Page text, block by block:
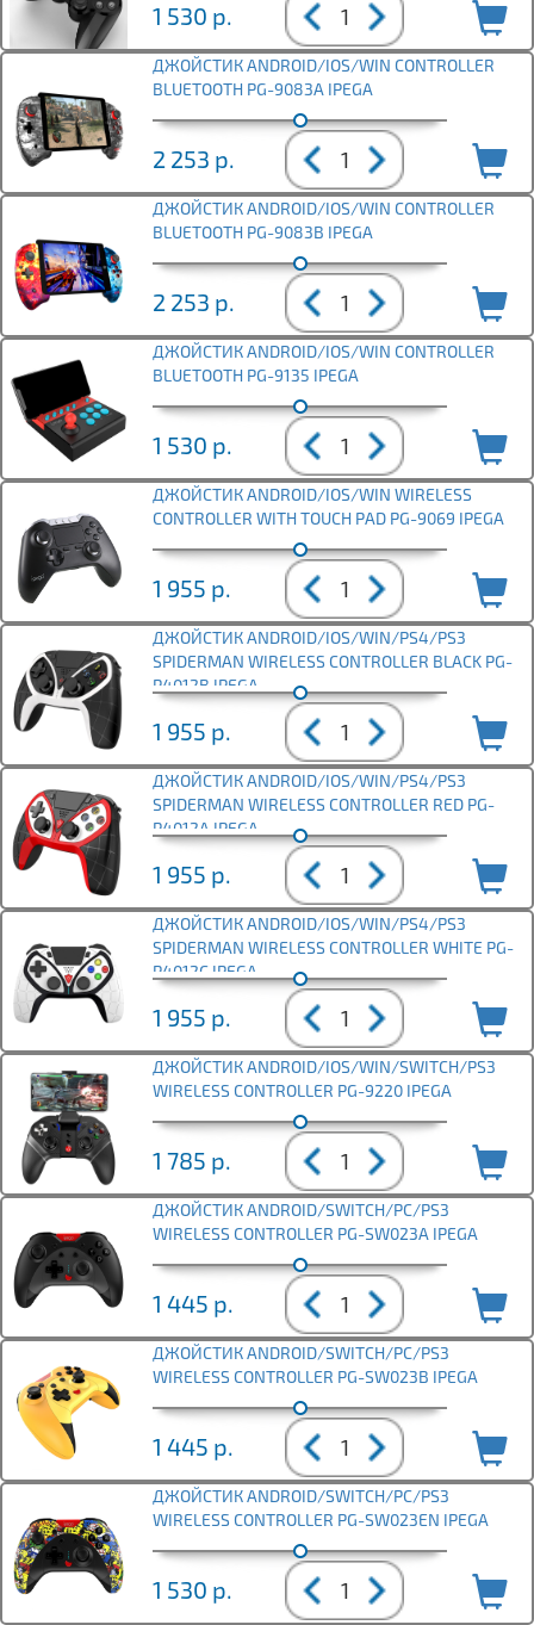
1 530 р.
ДЖОЙСТИК ANDROID/IOS/WIN CONTROLLER
BLUETOOTH PG-9083A IPEGA
2 253 р.
ДЖОЙСТИК ANDROID/IOS/WIN CONTROLLER
BLUETOOTH PG-9083B IPEGA
2 253 р.
ДЖОЙСТИК ANDROID/IOS/WIN CONTROLLER
BLUETOOTH PG-9135 IPEGA
1 530 р.
ДЖОЙСТИК ANDROID/IOS/WIN WIRELESS
CONTROLLER WITH TOUCH PAD PG-9069 IPEGA
1 955 р.
ДЖОЙСТИК ANDROID/IOS/WIN/PS4/PS3
SPIDERMAN WIRELESS CONTROLLER BLACK PG-
P4012B IPEGA
1 955 р.
ДЖОЙСТИК ANDROID/IOS/WIN/PS4/PS3
SPIDERMAN WIRELESS CONTROLLER RED PG-
P4012A IPEGA
1 955 р.
ДЖОЙСТИК ANDROID/IOS/WIN/PS4/PS3
SPIDERMAN WIRELESS CONTROLLER WHITE PG-
P4012C IPEGA
1 955 р.
ДЖОЙСТИК ANDROID/IOS/WIN/SWITCH/PS3
WIRELESS CONTROLLER PG-9220 IPEGA
1 785 р.
ДЖОЙСТИК ANDROID/SWITCH/PC/PS3
WIRELESS CONTROLLER PG-SW023A IPEGA
1 445 р.
ДЖОЙСТИК ANDROID/SWITCH/PC/PS3
WIRELESS CONTROLLER PG-SW023B IPEGA
1 445 р.
ДЖОЙСТИК ANDROID/SWITCH/PC/PS3
WIRELESS CONTROLLER PG-SW023EN IPEGA
1 530 р.